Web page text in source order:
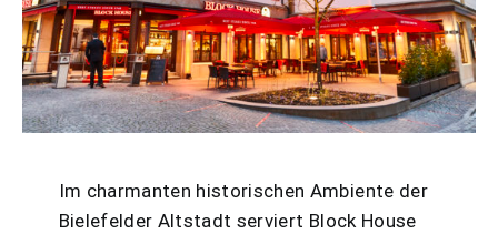
Im charmanten historischen Ambiente der
Bielefelder Altstadt serviert Block House